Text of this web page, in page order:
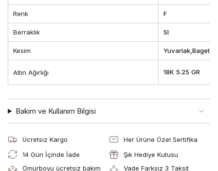
Renk F
Berraklık SI
Kesim Yuvarlak,Baget
Altın Ağırlığı 18K 5.25 GR
Bakım ve Kullanım Bilgisi
Ücretsiz Kargo
Her Ürüne Özel Sertifika
14 Gün İçinde İade
Şık Hediye Kutusu
Ömürboyu ücretsiz bakım
Vade Farksız 3 Taksit